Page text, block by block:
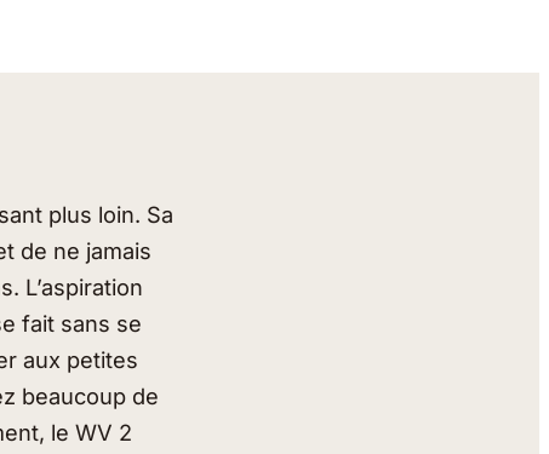
plus loin. Sa
de ne jamais
L’aspiration
fait sans se
aux petites
beaucoup de
le WV 2